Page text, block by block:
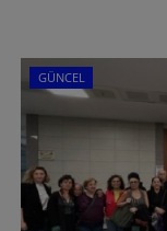
GÜNCEL